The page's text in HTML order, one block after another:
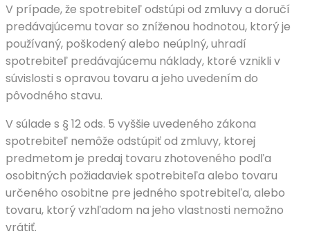
V prípade, že spotrebiteľ odstúpi od zmluvy a doručí
predávajúcemu tovar so zníženou hodnotou, ktorý je
používaný, poškodený alebo neúplný, uhradí
spotrebiteľ predávajúcemu náklady, ktoré vznikli v
súvislosti s opravou tovaru a jeho uvedením do
pôvodného stavu.
V súlade s § 12 ods. 5 vyššie uvedeného zákona
spotrebiteľ nemôže odstúpiť od zmluvy, ktorej
predmetom je predaj tovaru zhotoveného podľa
osobitných požiadaviek spotrebiteľa alebo tovaru
určeného osobitne pre jedného spotrebiteľa, alebo
tovaru, ktorý vzhľadom na jeho vlastnosti nemožno
vrátiť.